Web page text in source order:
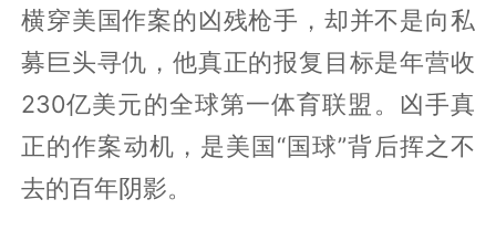
横穿美国作案的凶残枪手，却并不是向私
募巨头寻仇，他真正的报复目标是年营收
230亿美元的全球第一体育联盟。凶手真
正的作案动机，是美国“国球”背后挥之不
去的百年阴影。